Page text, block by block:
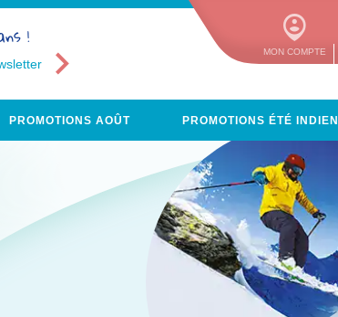
MON COMPTE
!
PROMOTIONS AOÛT PROMOTIONS ÉTÉ INDIEN